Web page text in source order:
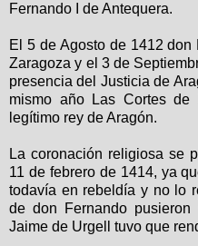
Fernando I de Antequera.
El 5 de Agosto de 1412
Zaragoza y el 3 de
presencia del Justicia de
mismo año Las Cortes de
legítimo rey de Aragón.
La coronación religiosa se
11 de febrero de 1414, ya
todavía en rebeldía y no lo
de don Fernando
Jaime de Urgell tuvo que